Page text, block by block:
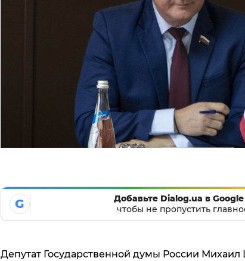
G
Добавьте Dialog.ua в
чтобы не пропустить
Депутат Государственной думы России